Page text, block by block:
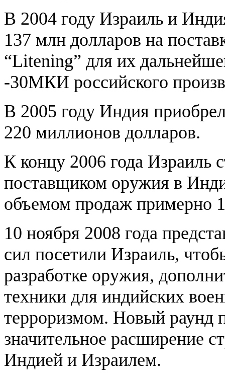
В 2004 году Израиль и
137 млн долларов на
“Litening” для их
-30МКИ российского
В 2005 году Индия
220 миллионов долларов.
К концу 2006 года Израиль
поставщиком оружия в
объемом продаж примерно
10 ноября 2008 года
сил посетили Израиль,
разработке оружия,
техники для индийских
терроризмом. Новый раунд
значительное расширение
Индией и Израилем.